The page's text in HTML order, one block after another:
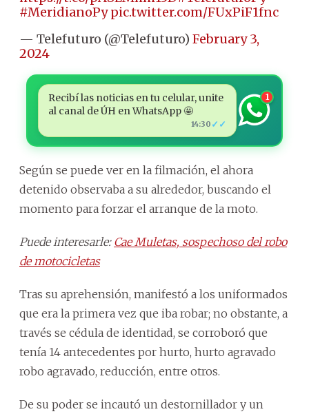
#MeridianoPy pic.twitter.com/FUxPiF1fnc
— Telefuturo (@Telefuturo) February 3,
2024
Recibí las noticias en tu celular, unite
al canal de ÚH en WhatsApp 🤩
14:30 ✓✓
1
Según se puede ver en la filmación, el ahora
detenido observaba a su alrededor, buscando el
momento para forzar el arranque de la moto.
Puede interesarle: Cae Muletas, sospechoso del robo
de motocicletas
Tras su aprehensión, manifestó a los uniformados
que era la primera vez que iba robar; no obstante, a
través se cédula de identidad, se corroboró que
tenía 14 antecedentes por hurto, hurto agravado
robo agravado, reducción, entre otros.
De su poder se incautó un destornillador y un